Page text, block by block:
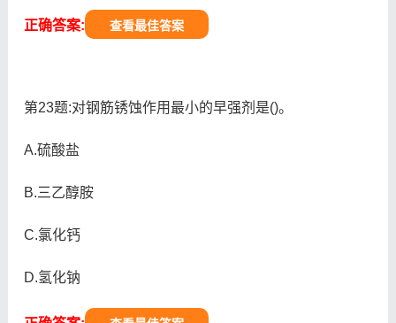
正确答案: 查看最佳答案
第23题:对钢筋锈蚀作用最小的早强剂是()。
A.硫酸盐
B.三乙醇胺
C.氯化钙
D.氢化钠